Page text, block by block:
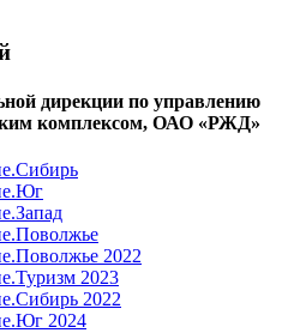
дирекции по управлению
комплексом, ОАО «РЖД»
2022
2023
2022
2024